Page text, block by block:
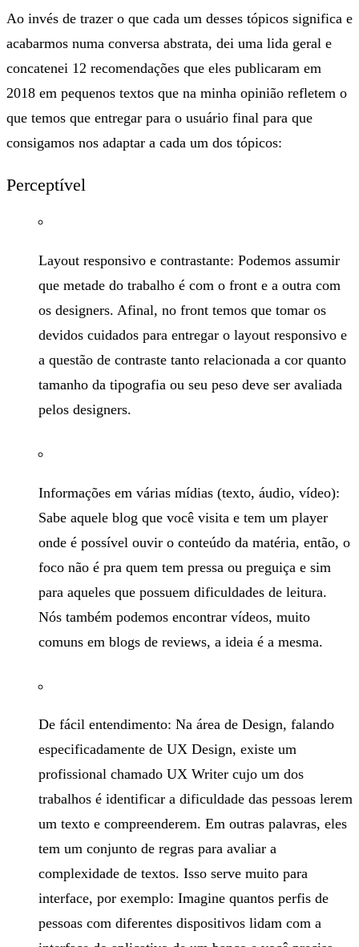
Ao invés de trazer o que cada um desses tópicos significa e
acabarmos numa conversa abstrata, dei uma lida geral e
concatenei 12 recomendações que eles publicaram em
2018 em pequenos textos que na minha opinião refletem o
que temos que entregar para o usuário final para que
consigamos nos adaptar a cada um dos tópicos:
Perceptível
Layout responsivo e contrastante: Podemos assumir
que metade do trabalho é com o front e a outra com
os designers. Afinal, no front temos que tomar os
devidos cuidados para entregar o layout responsivo e
a questão de contraste tanto relacionada a cor quanto
tamanho da tipografia ou seu peso deve ser avaliada
pelos designers.
Informações em várias mídias (texto, áudio, vídeo):
Sabe aquele blog que você visita e tem um player
onde é possível ouvir o conteúdo da matéria, então, o
foco não é pra quem tem pressa ou preguiça e sim
para aqueles que possuem dificuldades de leitura.
Nós também podemos encontrar vídeos, muito
comuns em blogs de reviews, a ideia é a mesma.
De fácil entendimento: Na área de Design, falando
especificadamente de UX Design, existe um
profissional chamado UX Writer cujo um dos
trabalhos é identificar a dificuldade das pessoas lerem
um texto e compreenderem. Em outras palavras, eles
tem um conjunto de regras para avaliar a
complexidade de textos. Isso serve muito para
interface, por exemplo: Imagine quantos perfis de
pessoas com diferentes dispositivos lidam com a